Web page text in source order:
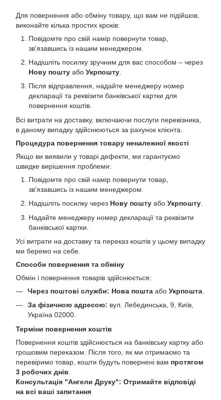
Для повернення або обміну товару, що вам не підійшов,
виконайте кілька простих кроків:
Повідомте про свій намір повернути товар,
зв'язавшись із нашим менеджером.
Надішліть посилку зручним для вас способом – через
Нову пошту або Укрпошту
Після відправлення, надайте менеджеру номер
декларації та реквізити банківської картки для
повернення коштів.
Всі витрати на доставку, включаючи послуги перевізника,
в даному випадку здійснюються за рахунок клієнта.
Процедура повернення товару неналежної якості
Якщо ви виявили у товарі дефекти, ми гарантуємо
швидке вирішення проблеми:
Повідомте про свій намір повернути товар,
зв'язавшись із нашим менеджером.
Надішліть посилку через Нову пошту або Укрпошту.
Надайте менеджеру номер декларації та реквізити
банківської картки.
Усі витрати на доставку та переказ коштів у цьому випадку
ми беремо на себе.
Способи повернення та обміну
Обмін і повернення товарів здійснюється:
Через поштові служби: Нова пошта або Укрпошта
За фізичною адресою: вул. Лебединська, 9, Київ,
Україна 02000.
Терміни повернення коштів
Повернення коштів здійснюється на банківську картку або
грошовим переказом. Після того, як ми отримаємо та
перевіримо товар, кошти будуть повернені вам протягом
3 робочих днів
Консультація "Ангели Друку": Отримайте відповіді
на всі ваші запитання